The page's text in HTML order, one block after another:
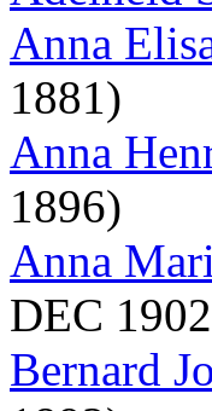
Anna
1881)
Anna
1896)
Anna
DEC
Bernard